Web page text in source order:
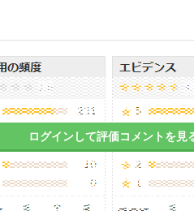
あたっては、疾病の治療にお
症伝播を防止するための安全
に由来する感染症伝播のリス
して説明し、理解を得るよう努
となる血漿については、HBs
性であることを確認している
、HCV及びHAVについて核
製造に使用しているが、当該
ログインして評価コメントを見